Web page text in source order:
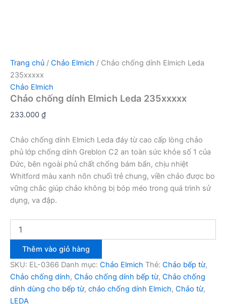
Trang chủ / Chảo Elmich / Chảo chống dính Elmich Leda
235xxxxx
Chảo Elmich
Chảo chống dính Elmich Leda 235xxxxx
233.000 ₫
Chảo chống dính Elmich Leda đáy từ cao cấp lòng chảo
phủ lớp chống dính Greblon C2 an toàn sức khỏe số 1 của
Đức, bên ngoài phủ chất chống bám bẩn, chịu nhiệt
Whitford màu xanh nõn chuối trẻ chung, viền chảo được bo
vững chắc giúp chảo không bị bóp méo trong quá trình sử
dụng, va đập.
chống
Elmich
Leda
235xxxxx
số
lượng
Thêm vào giỏ hàng
SKU: EL-0366 Danh mục: Chảo Elmich Thẻ: Chảo bếp từ,
Chảo chống dính, Chảo chống dính bếp từ, Chảo chống
dính dùng cho bếp từ, chảo chống dính Elmich, Chảo từ,
LEDA